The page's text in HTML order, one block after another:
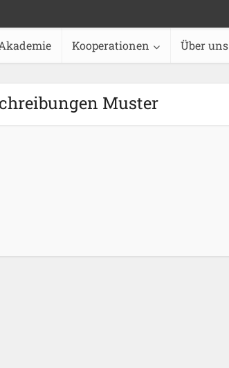
Kooperationen Über uns
Muster